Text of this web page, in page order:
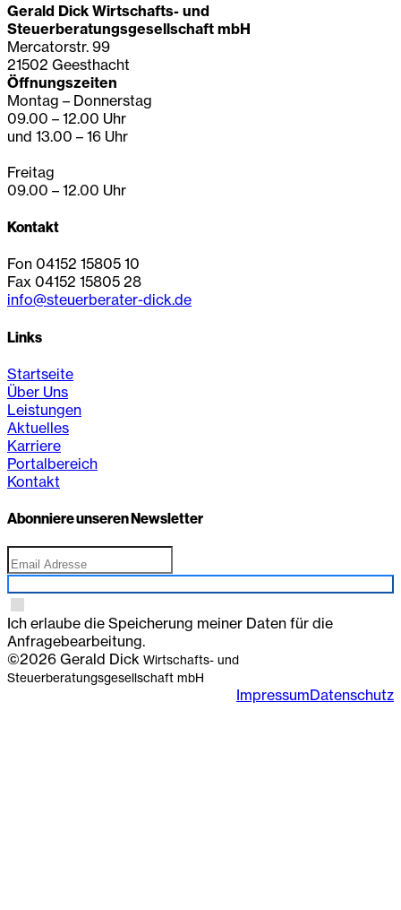
Gerald Dick Wirtschafts- und
Steuerberatungsgesellschaft mbH
Mercatorstr. 99
21502 Geesthacht
Öffnungszeiten
Montag – Donnerstag
09.00 – 12.00 Uhr
und 13.00 – 16 Uhr
Freitag
09.00 – 12.00 Uhr
Kontakt
Fon 04152 15805 10
Fax 04152 15805 28
info@steuerberater-dick.de
Links
Startseite
Über Uns
Leistungen
Aktuelles
Karriere
Portalbereich
Kontakt
Abonniere unseren Newsletter
Ich erlaube die Speicherung meiner Daten für die
Anfragebearbeitung.
©2026 Gerald Dick Wirtschafts- und
Steuerberatungsgesellschaft mbH
ImpressumDatenschutz